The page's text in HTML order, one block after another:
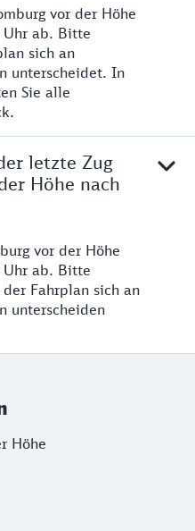
vor der Höhe
Uhr ab. Bitte
sich an
unterscheidet. In
Sie alle
letzte Zug
Höhe nach
vor der Höhe
Uhr ab. Bitte
Fahrplan sich an
unterscheiden
Höhe